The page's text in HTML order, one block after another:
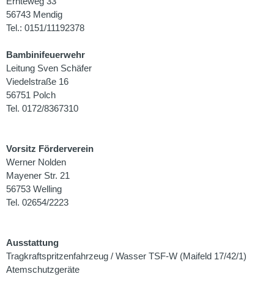
56743 Mendig
Tel.: 0151/11192378
Bambinifeuerwehr
Leitung Sven Schäfer
Viedelstraße 16
56751 Polch
Tel. 0172/8367310
Vorsitz Förderverein
Werner Nolden
Mayener Str. 21
56753 Welling
Tel. 02654/2223
Ausstattung
Tragkraftspritzenfahrzeug / Wasser TSF-W (Maifeld 17/42/1)
Atemschutzgeräte